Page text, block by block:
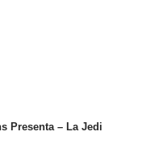
Presenta – La Jedi